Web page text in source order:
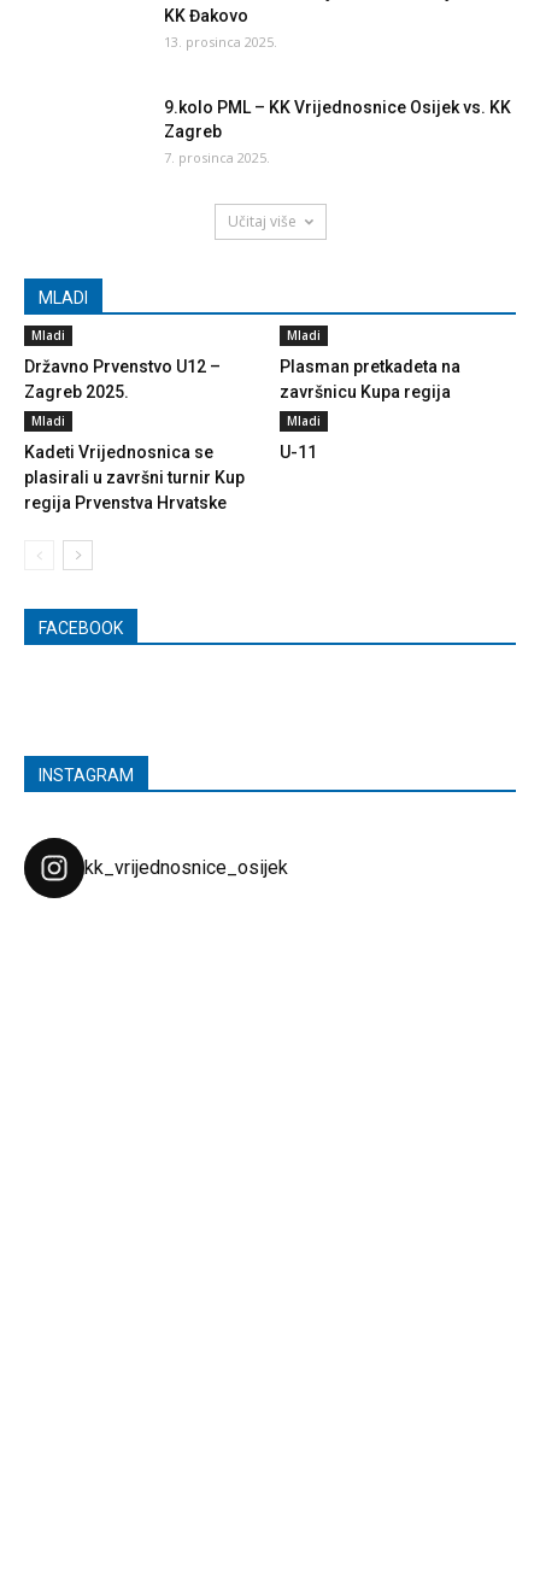
KK Đakovo
13. prosinca 2025.
9.kolo PML – KK Vrijednosnice Osijek vs. KK
Zagreb
7. prosinca 2025.
Učitaj više
MLADI
Mladi
Državno Prvenstvo U12 –
Zagreb 2025.
Mladi
Plasman pretkadeta na
završnicu Kupa regija
Mladi
Kadeti Vrijednosnica se
plasirali u završni turnir Kup
regija Prvenstva Hrvatske
Mladi
U-11
FACEBOOK
INSTAGRAM
kk_vrijednosnice_osijek